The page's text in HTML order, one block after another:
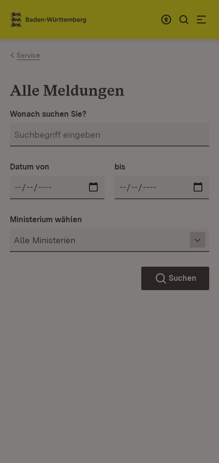
Zum Inhalt springen
Link zur Startseite
Service
Alle Meldungen
Wonach suchen Sie?
Datum von bis
Ministerium wählen
Suchen